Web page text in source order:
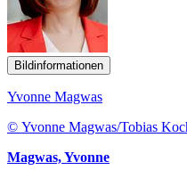
Bildinformationen
Yvonne Magwas
© Yvonne Magwas/Tobias
Magwas, Yvonne